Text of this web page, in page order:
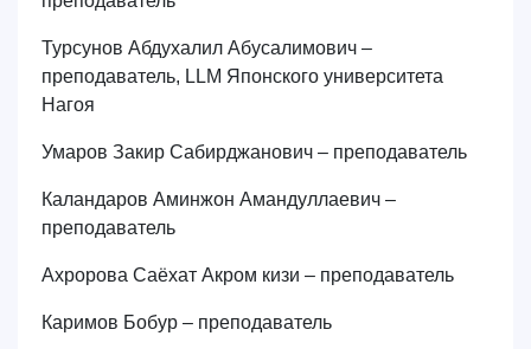
Турсунов Абдухалил Абусалимович –
преподаватель, LLM Японского университета
Нагоя
Умаров Закир Сабирджанович – преподаватель
Каландаров Аминжон Амандуллаевич –
преподаватель
Ахророва Саёхат Акром кизи – преподаватель
Каримов Бобур – преподаватель